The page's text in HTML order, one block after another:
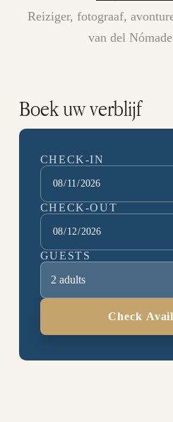
Reiziger, fotograaf,
van del
Boek uw verblijf
CHECK-IN
CHECK-OUT
GUESTS
2 adults
Check